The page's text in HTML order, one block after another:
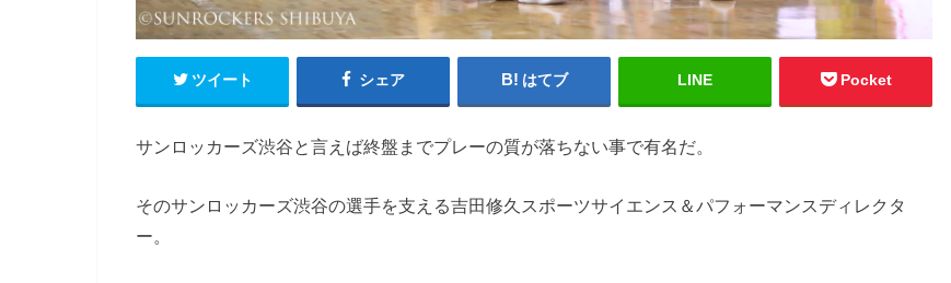
ツイート シェア はてブ LINE Pocket
サンロッカーズ渋谷と言えば終盤までプレーの質が落ちない事で有名だ。
そのサンロッカーズ渋谷の選手を支える吉田修久スポーツサイエンス＆パフォーマンスディレクタ
ー。